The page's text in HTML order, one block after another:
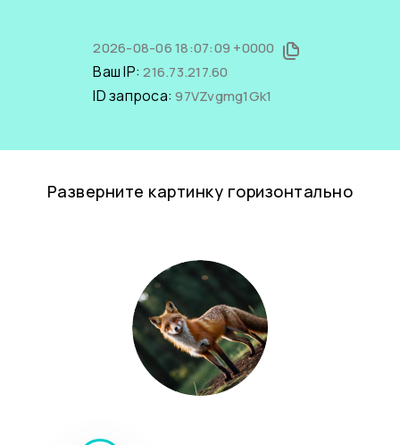
2026-08-06 18:07:09 +0000
Ваш IP:216.73.217.60
ID запроса:97VZvgmg1Gk1
Разверните картинку горизонтально